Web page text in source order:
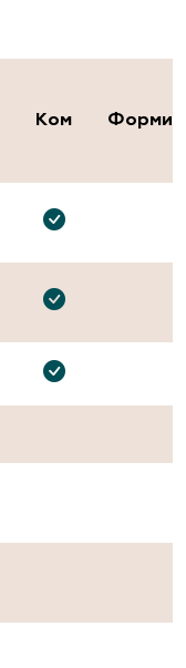
Ком